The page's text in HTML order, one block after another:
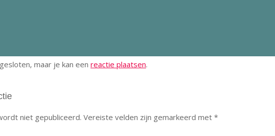
maar je kan een reactie plaatsen.
niet gepubliceerd. Vereiste velden zijn gemarkeerd met *